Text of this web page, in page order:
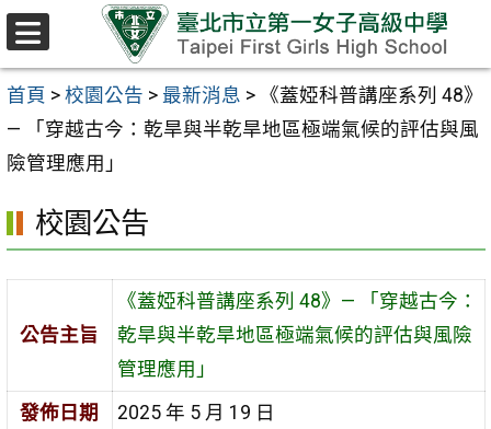
跳至主要內容區
首頁 > 校園公告 > 最新消息 >
《蓋婭科普講座系列 48》
— 「穿越古今：乾旱與半乾旱地區極端氣候的評估與風
險管理應用」
校園公告
公告主旨
《蓋婭科普講座系列 48》— 「穿越古今：
乾旱與半乾旱地區極端氣候的評估與風險
管理應用」
發佈日期
2025 年 5 月 19 日
選
單